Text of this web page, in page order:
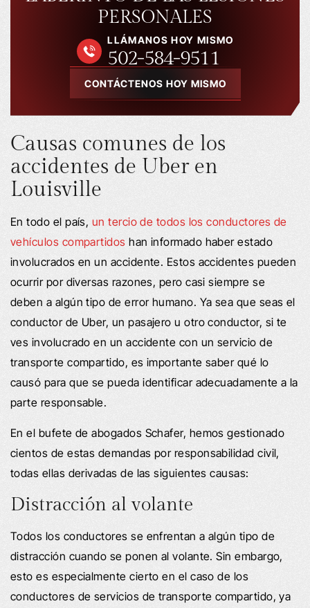
PERSONALES
CONTÁCTENOS HOY MISMO
LLÁMANOS HOY MISMO
502-584-9511
Causas comunes de los
accidentes de Uber en
Louisville
En todo el país, un tercio de todos los conductores de
vehículos compartidos han informado haber estado
involucrados en un accidente. Estos accidentes pueden
ocurrir por diversas razones, pero casi siempre se
deben a algún tipo de error humano. Ya sea que seas el
conductor de Uber, un pasajero u otro conductor, si te
ves involucrado en un accidente con un servicio de
transporte compartido, es importante saber qué lo
causó para que se pueda identificar adecuadamente a la
parte responsable.
En el bufete de abogados Schafer, hemos gestionado
cientos de estas demandas por responsabilidad civil,
todas ellas derivadas de las siguientes causas:
Distracción al volante
Todos los conductores se enfrentan a algún tipo de
distracción cuando se ponen al volante. Sin embargo,
esto es especialmente cierto en el caso de los
conductores de servicios de transporte compartido, ya